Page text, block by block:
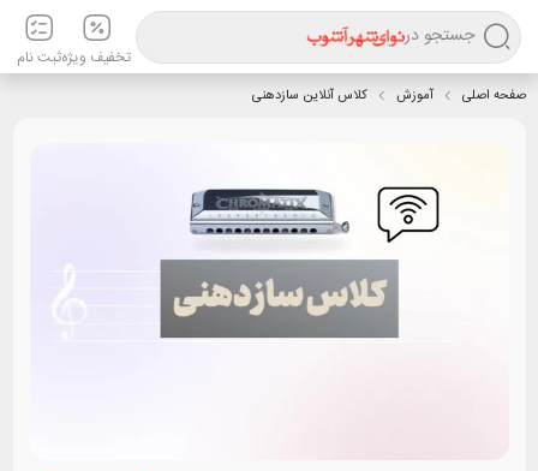
جستجو در
تخفیف ویژهثبت نام
صفحه اصلی آموزش کلاس آنلاین سازدهنی